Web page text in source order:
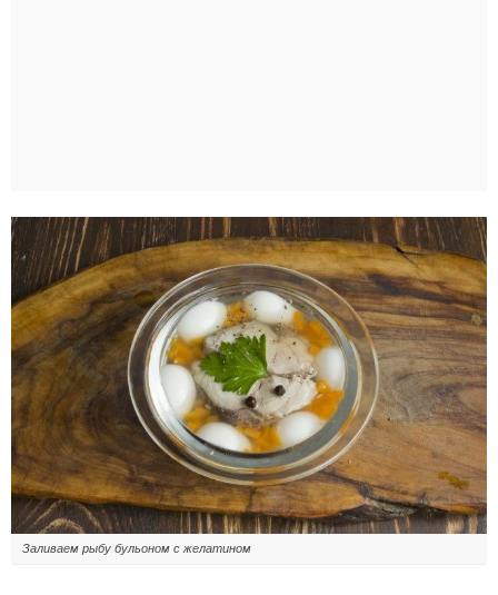
Заливаем рыбу бульоном с желатином